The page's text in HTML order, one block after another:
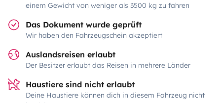
einem Gewicht von weniger als 3500 kg zu fahren
Das Dokument wurde geprüft
Wir haben den Fahrzeugschein akzeptiert
Auslandsreisen erlaubt
Der Besitzer erlaubt das Reisen in mehrere Länder
Haustiere sind nicht erlaubt
Deine Haustiere können dich in diesem Fahrzeug nicht